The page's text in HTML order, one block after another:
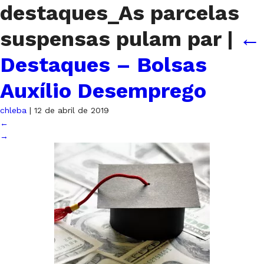
destaques_As parcelas
suspensas pulam par | ←
Destaques – Bolsas
Auxílio Desemprego
chleba | 12 de abril de 2019
←
→